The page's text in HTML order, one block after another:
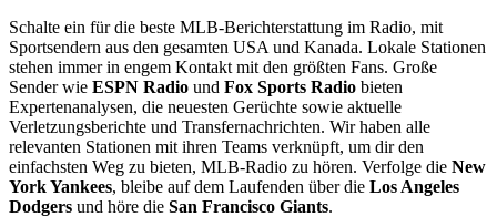
Schalte ein für die beste MLB-Berichterstattung im Radio, mit
Sportsendern aus den gesamten USA und Kanada. Lokale Stationen
stehen immer in engem Kontakt mit den größten Fans. Große
Sender wie ESPN Radio und Fox Sports Radio bieten
Expertenanalysen, die neuesten Gerüchte sowie aktuelle
Verletzungsberichte und Transfernachrichten. Wir haben alle
relevanten Stationen mit ihren Teams verknüpft, um dir den
einfachsten Weg zu bieten, MLB-Radio zu hören. Verfolge die New
York Yankees, bleibe auf dem Laufenden über die Los Angeles
Dodgers und höre die San Francisco Giants.